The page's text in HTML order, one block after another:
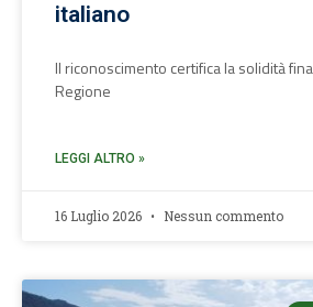
italiano
Il riconoscimento certifica la solidità
Regione
LEGGI ALTRO »
16 Luglio 2026 Nessun commento